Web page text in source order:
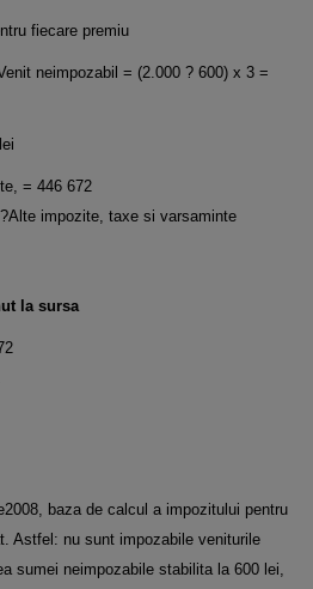
fiecare premiu
neimpozabil = (2.000 ? 600) x 3 =
= 446 672
impozite, taxe si varsaminte
la sursa
baza de calcul a impozitului pentru
Astfel: nu sunt impozabile veniturile
sumei neimpozabile stabilita la 600 lei,